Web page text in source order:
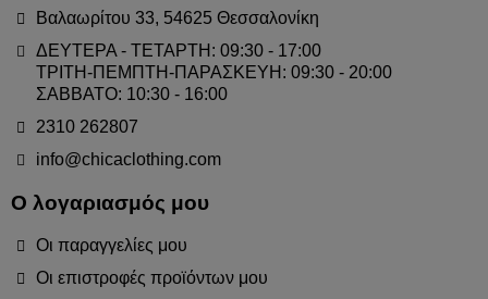
Βαλαωρίτου 33, 54625 Θεσσαλονίκη
ΔΕΥΤΕΡΑ - ΤΕΤΑΡΤΗ: 09:30 - 17:00
ΤΡΙΤΗ-ΠΕΜΠΤΗ-ΠΑΡΑΣΚΕΥΗ: 09:30 - 20:00
ΣΑΒΒΑΤΟ: 10:30 - 16:00
2310 262807
info@chicaclothing.com
Ο λογαριασμός μου
Οι παραγγελίες μου
Οι επιστροφές προϊόντων μου